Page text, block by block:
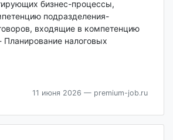
бизнес-процессы,
подразделения-
входящие в компетенцию
Планирование налоговых
11 июня 2026 — premium-job.ru